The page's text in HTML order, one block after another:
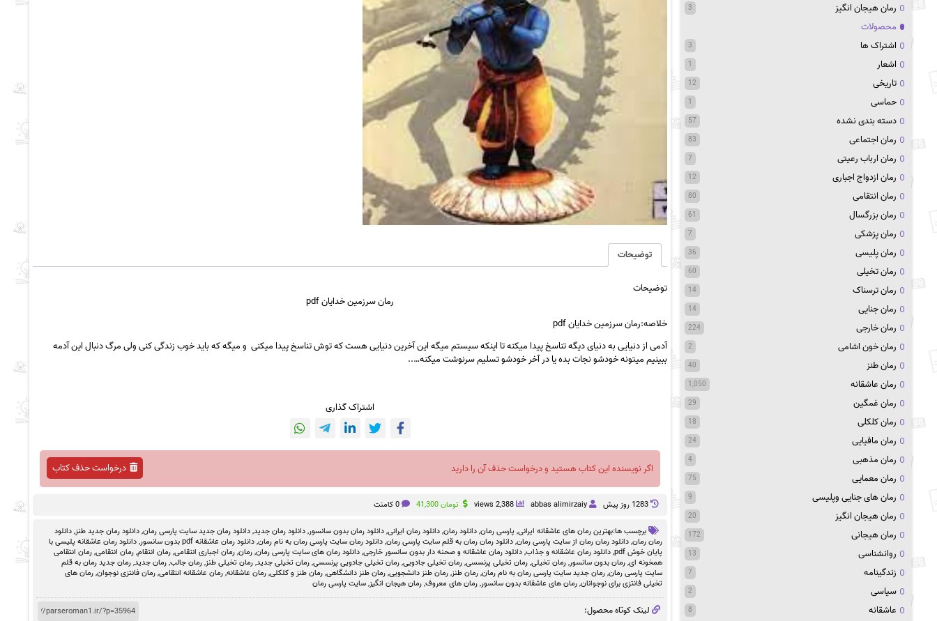
توضیحات
توضیحات
رمان سرزمین خدایانpdf
خلاصه:رمان سرزمین خدایان pdf
آدمیاز دنیایی به دنیای دیگه تناسخ پیدا میکنه تا اینکه سیستم میگه این آخرین دنیایی هست که توش تناسخ پیدا میکنی و میگه که باید خوب زندگی کنیولیمرگ دنبال این آدمه
ببینیم میتونه خودشو نجات بده یا در آخر خودشو تسلیم سرنوشتمیکنه…..
اشتراک گذاری
اگر نویسنده این کتاب هستید و درخواست حذف آن را دارید درخواست حذف کتاب
1283 روز پيش abbas alimirzaiy
2,388 views تومان 0 کامنت
برچسب ها:بهترین رمان های عاشقانه ایرانی, پارسی رمان,دانلود رمان,دانلود رمان ایرانی,دانلود رمان بدون سانسور,دانلود رمان جدید,دانلود رمان جدید سایت پارسی رمان,دانلود رمان جدید طنز,دانلود
رمان رمان,دانلود رمان رمان از سایت پارسی رمان,دانلود رمان رمان به قلم سایت پارسی رمان,دانلود رمان سایت پارسی رمان به نام رمان,دانلود رمان عاشقانه pdf بدون سانسور ,دانلود رمان عاشقانه پلیسی با
پایان خوش pdf
,دانلود رمان عاشقانه و جذاب,دانلود رمان عاشقانه و صحنه دار بدون سانسور خارجی,دانلود رمان های سایت پارسی رمان,رمان,رمان اجباری انتقامی,رمان انتقام,رمان انتقامی,رمان انتقامی
همخونه ای,رمان بدون سانسور,رمان تخیلی,رمان تخیلی پرنسسی,رمان تخیلی جادویی,رمان تخیلی جادویی پرنسسی,رمان تخیلی جدید,رمان تخیلی طنز,رمان جالب,رمان جدید,رمان جدید رمان به قلم
سایت پارسی رمان,رمان جدید سایت پارسی رمان به نام رمان,رمان طنز,رمان طنز دانشجویی,رمان طنز دانشگاهی,رمان طنز و کلکلی,رمان عاشقانه,رمان عاشقانه انتقامی,رمان فانتزی نوجوان,رمان های
تخیلی فانتزی برای نوجوانان,رمان های عاشقانه بدون سانسور,رمان های معروف,رمان هیجان انگیز,سایت پارسی رمان
لینک کوتاه محصول:
رمان هیجان انگیز 3
محصولات
اشتراک ها
3
اشعار 1
تاریخی 12
حماسی 1
دسته بندی نشده 57
رمان اجتماعی 83
رمان ارباب رعیتی 7
رمان ازدواج اجباری 12
رمان انتقامی 80
رمان بزرگسال 61
رمان پزشکی 7
رمان پلیسی 36
رمان تخیلی 60
رمان ترسناک 14
رمان جنایی 14
رمان خارجی 224
رمان خون اشامی 2
رمان طنز 40
رمان عاشقانه 1,050
رمان غمگین 29
رمان کلکلی 18
رمان مافیایی 24
رمان مذهبی 4
رمان معمایی 75
رمان های جنایی وپلیسی 9
رمان هیجان انگیز 20
رمان هیجانی 172
روانشناسی 13
زندگینامه 7
سیاسی 2
عاشقانه 8